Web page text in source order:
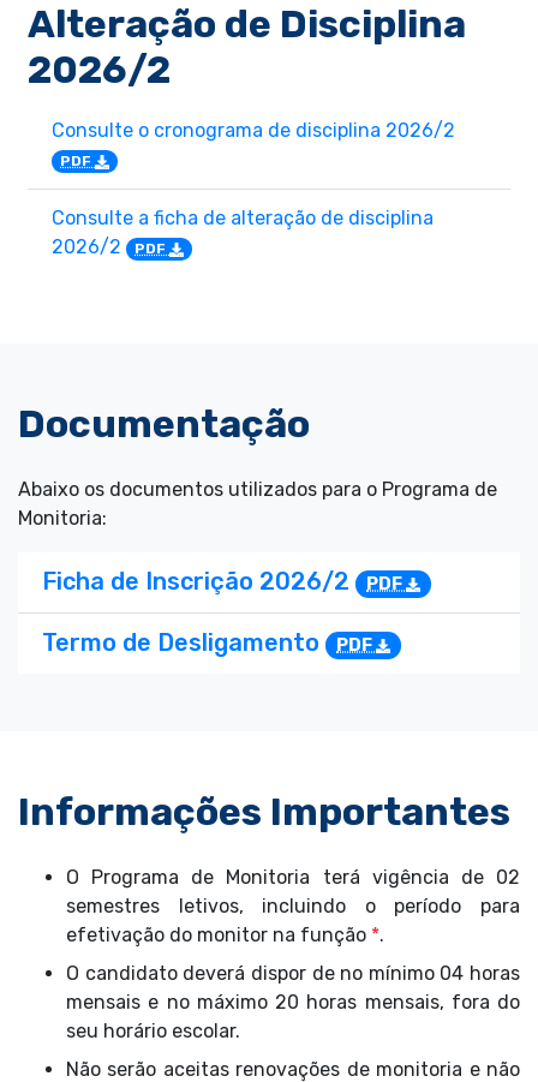
Alteração de Disciplina
2026/2
Consulte o cronograma de disciplina 2026/2
PDF
Consulte a ficha de alteração de disciplina
2026/2
PDF
Documentação
Abaixo os documentos utilizados para o Programa de
Monitoria:
Ficha de Inscrição 2026/2 PDF
Termo de Desligamento PDF
Informações Importantes
O Programa de Monitoria terá vigência de 02
semestres letivos, incluindo o período para
efetivação do monitor na função *.
O candidato deverá dispor de no mínimo 04 horas
mensais e no máximo 20 horas mensais, fora do
seu horário escolar.
Não serão aceitas renovações de monitoria e não